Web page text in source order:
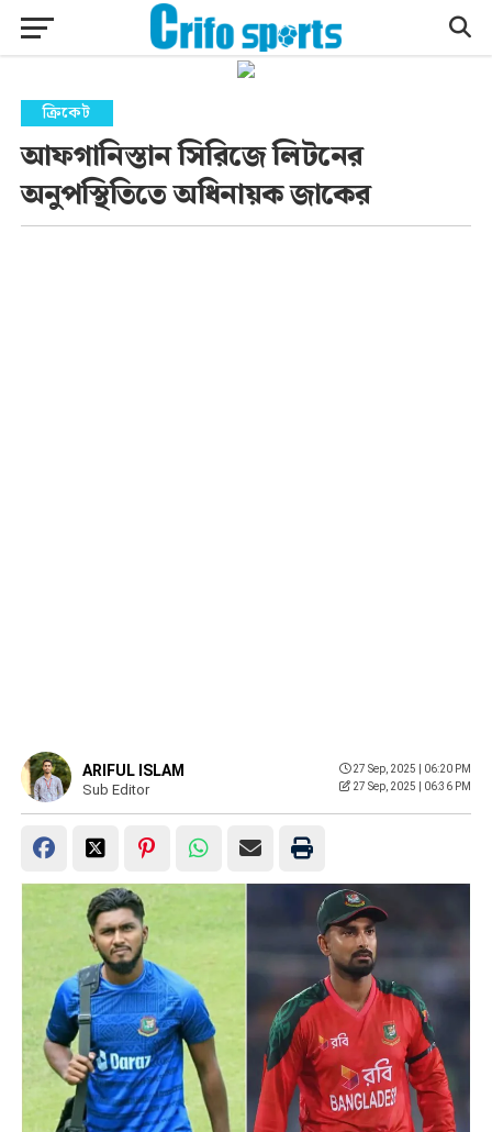
ক্রিকেট
আফগানিস্তান সিরিজে লিটনের
অনুপস্থিতিতে অধিনায়ক জাকের
ARIFUL ISLAM
Sub Editor
27 Sep, 2025 | 06:20 PM
27 Sep, 2025 | 06:36 PM